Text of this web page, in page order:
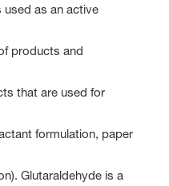
used as an active
products and
that are used for
formulation, paper
Glutaraldehyde is a